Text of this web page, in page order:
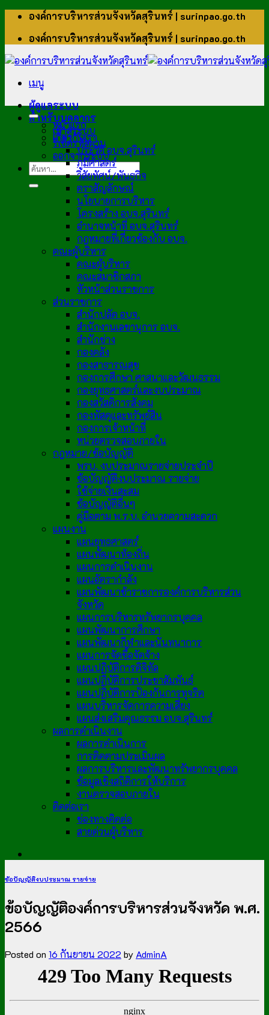
ข้าม
เนื้อหา
องค์การบริหารส่วนจังหวัดสุรินทร์ | surinpao.go.th
องค์การบริหารส่วนจังหวัดสุรินทร์ | surinpao.go.th
เมนู
ผู้ดูแลระบบ
สำหรับบุคลากร
เข้าสู่ระบบ
รีเซ็ตรหัสผ่าน
ออกจากระบบ
หน้าแรก
เกี่ยวกับเรา
ประวัติ อบจ.สุรินทร์
ภูมิศาสตร์
วิสัยทัศน์/พันธกิจ
ตราสัญลักษณ์
นโยบายการบริหาร
โครงสร้าง อบจ.สุรินทร์
อำนาจหน้าที่ อบจ.สุรินทร์
กฎหมายที่เกี่ยวข้องกับ อบจ.
คณะผู้บริหาร
คณะผู้บริหาร
คณะสมาชิกสภา
หัวหน้าส่วนราชการ
ส่วนราชการ
สำนักปลัด อบจ.
สำนักงานเลขานุการ อบจ.
สำนักช่าง
กองคลัง
กองสาธารณสุข
กองการศึกษา ศาสนาและวัฒนธรรม
กองยุทธศาสตร์และงบประมาณ
กองสวัสดิการสังคม
กองพัสดุและทรัพย์สิน
กองการเจ้าหน้าที่
หน่วยตรวจสอบภายใน
กฎหมาย/ข้อบัญญัติ
พรบ. งบประมาณรายจ่ายประจำปี
ข้อบัญญัติงบประมาณ รายจ่าย
ใช้จ่ายเงินสะสม
ข้อบัญญัติอื่นๆ
คู่มือตาม พ.ร.บ. อำนวยความสะดวก
แผนงาน
แผนยุทธศาสตร์
แผนพัฒนาท้องถิ่น
แผนการดำเนินงาน
แผนอัตรากำลัง
แผนพัฒนาข้าราชการองค์การบริหารส่วน
จังหวัด
แผนการบริหารทรัพยากรบุคคล
แผนพัฒนาการศึกษา
แผนพัฒนากีฬาและนันทนาการ
แผนการจัดซื้อจัดจ้าง
แผนปฏิบัติการดิจิทัล
แผนปฏิบัติการประชาสัมพันธ์
แผนปฏิบัติการป้องกันการทุจริต
แผนบริหารจัดการความเสี่ยง
แผนส่งเสริมคุณธรรม อบจ.สุรินทร์
ผลการดำเนินงาน
ผลการดำเนินการ
การติดตามประเมินผล
ผลการบริหารและพัฒนาทรัพยากรบุคคล
ข้อมูลเชิงสถิติการให้บริการ
งานตรวจสอบภายใน
ติดต่อเรา
ช่องทางติดต่อ
สายด่วนผู้บริหาร
ข้อบัญญัติงบประมาณ รายจ่าย
ข้อบัญญัติองค์การบริหารส่วนจังหวัด พ.ศ.
2566
Posted on 16 กันยายน 2022 by AdminA